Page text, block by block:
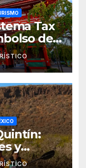
Tax
de
y